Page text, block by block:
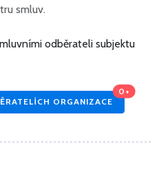
smluv.
odběrateli subjektu
ORGANIZACE
0+